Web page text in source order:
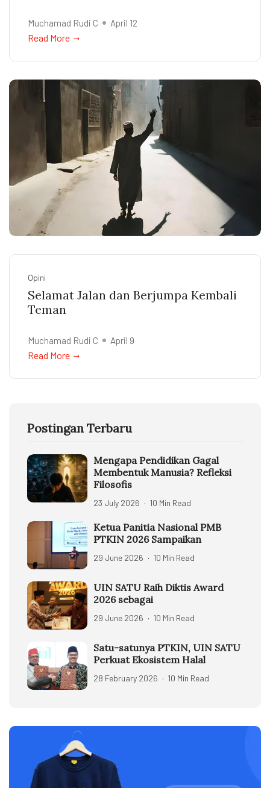
Muchamad Rudi C April 12
Read More
Opini
Selamat Jalan dan Berjumpa Kembali
Teman
Muchamad Rudi C April 9
Read More
Postingan Terbaru
Mengapa Pendidikan Gagal
Membentuk Manusia? Refleksi
Filosofis
23 July 2026 10 Min Read
Ketua Panitia Nasional PMB
PTKIN 2026 Sampaikan
29 June 2026 10 Min Read
UIN SATU Raih Diktis Award
2026 sebagai
29 June 2026 10 Min Read
Satu-satunya PTKIN, UIN SATU
Perkuat Ekosistem Halal
28 February 2026 10 Min Read